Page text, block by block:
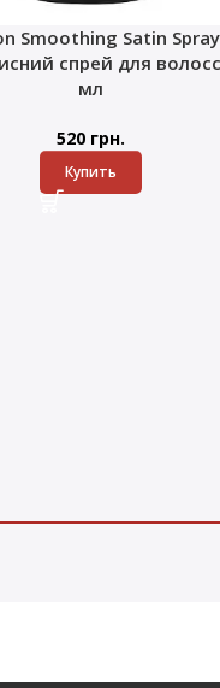
Smoothing Satin
спрей для
мл
520 грн.
Купить